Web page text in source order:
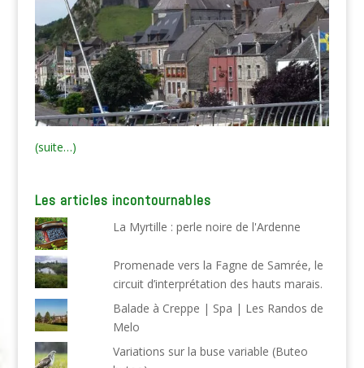
(suite…)
Les articles incontournables
La Myrtille : perle noire de l'Ardenne
Promenade vers la Fagne de Samrée, le
circuit d’interprétation des hauts marais.
Balade à Creppe | Spa | Les Randos de
Melo
Variations sur la buse variable (Buteo